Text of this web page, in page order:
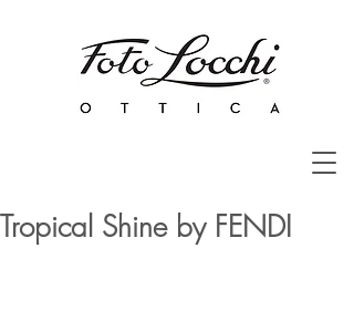
Tropical Shine by FENDI